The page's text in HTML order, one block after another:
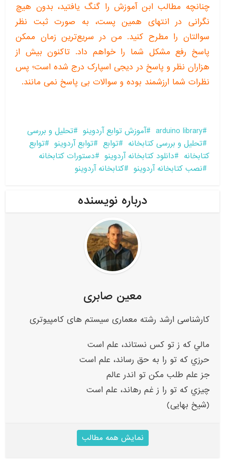
چنانچه مطالب ابن آموزش را گنگ یافتید، بدون هیچ
نگرانی در انتهای همین پست، به صورت ثبت نظر
سوالتان را مطرح کنید. من در سریع‌ترین زمان ممکن
پاسخ رفع مشکل شما را خواهم داد. تاکنون بیش از
هزاران نظر و پاسخ در دیجی اسپارک درج شده است؛ پس
نظرات شما ارزشمند بوده و سوالات بی پاسخ نمی مانند.
arduino library آموزش توابع آردوینو
تحلیل و بررسی
تحلیل و بررسی کتابخانه
توابع توابع آردوینو
توابع
کتابخانه
دانلود کتابخانه آردوینو
دستورات کتابخانه
نصب کتابخانه آردوینو
کتابخانه آردوینو
درباره نویسنده
معین صابری
کارشناسی ارشد رشته معماری سیستم های کامپیوتری
مالي که ز تو کس نستاند، علم است
حرزي که تو را به حق رساند، علم است
جز علم طلب مکن تو اندر عالم
چيزي که تو را ز غم رهاند، علم است
(شیخ بهایی)
نمایش همه مطالب